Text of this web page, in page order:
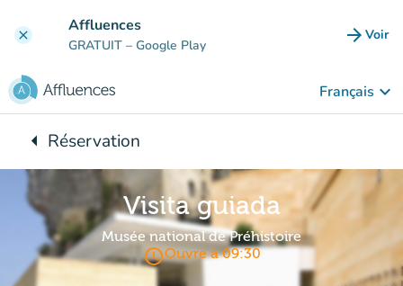
clear Affluences
GRATUIT – Google Play arrow_forward Voir
Français keyboard_arrow_down
arrow_leftRetour à :
Réservation
Visita guiada
Musée national de Préhistoire
access_timeOuvre à 09:30